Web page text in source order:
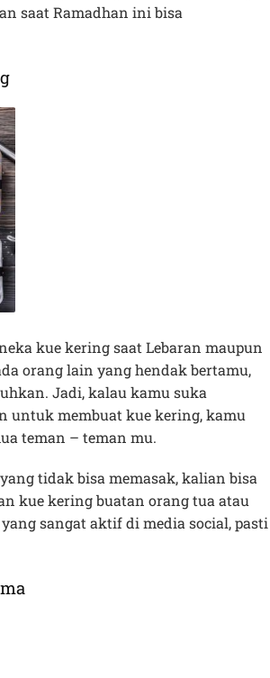
saat Ramadhan ini bisa
kue kering saat Lebaran maupun
orang lain yang hendak bertamu,
Jadi, kalau kamu suka
untuk membuat kue kering, kamu
teman – teman mu.
tidak bisa memasak, kalian bisa
kue kering buatan orang tua atau
sangat aktif di media social, pasti